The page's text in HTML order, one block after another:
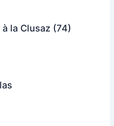
la Clusaz (74)